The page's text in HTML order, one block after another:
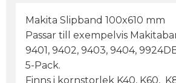
Makita Slipband 100x610 mm
Passar till exempelvis
9401, 9402, 9403, 9404,
5-Pack.
Finns i kornstorlek K40, K60,